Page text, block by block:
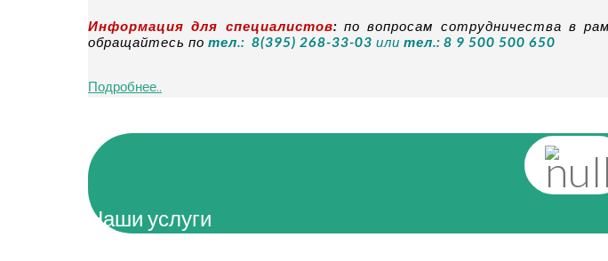
Информация для специалистов:по вопросам сотрудничества в
обращайтесь по тел.: 8(395) 268-33-03 или тел.: 8 9 500 500 650
Подробнее..
Наши услуги